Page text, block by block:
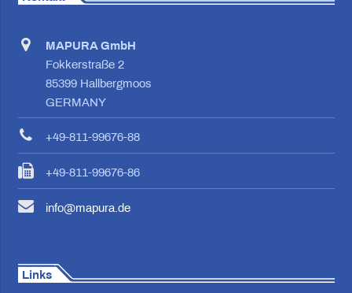
MAPURA GmbH
Fokkerstraße 2
85399 Hallbergmoos
GERMANY
+49-811-99676-88
+49-811-99676-86
info@mapura.de
Links